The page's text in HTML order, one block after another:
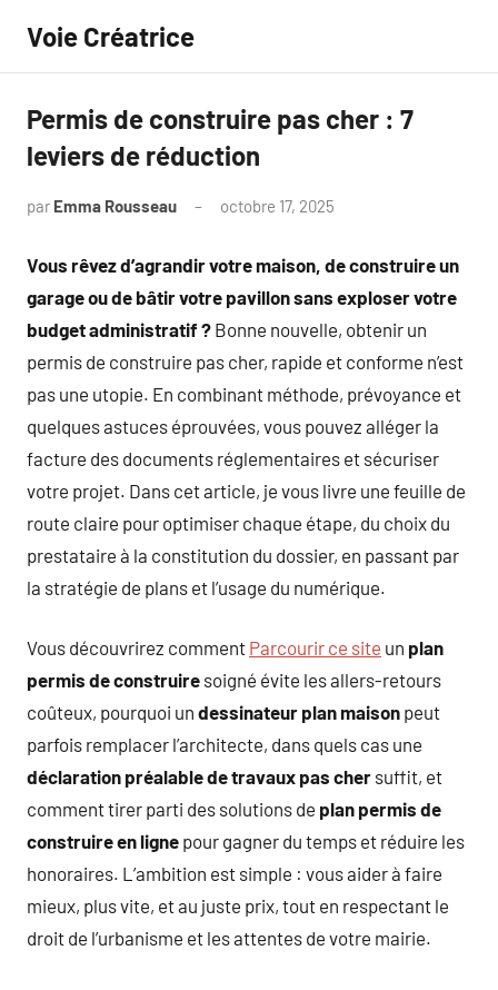
contenu
Voie Créatrice
Permis de construire pas cher : 7
leviers de réduction
par Emma Rousseau octobre 17, 2025
Vous rêvez d’agrandir votre maison, de construire un
garage ou de bâtir votre pavillon sans exploser votre
budget administratif ? Bonne nouvelle, obtenir un
permis de construire pas cher, rapide et conforme n’est
pas une utopie. En combinant méthode, prévoyance et
quelques astuces éprouvées, vous pouvez alléger la
facture des documents réglementaires et sécuriser
votre projet. Dans cet article, je vous livre une feuille de
route claire pour optimiser chaque étape, du choix du
prestataire à la constitution du dossier, en passant par
la stratégie de plans et l’usage du numérique.
Vous découvrirez comment Parcourir ce site un plan
permis de construire soigné évite les allers-retours
coûteux, pourquoi un dessinateur plan maison peut
parfois remplacer l’architecte, dans quels cas une
déclaration préalable de travaux pas cher suffit, et
comment tirer parti des solutions de plan permis de
construire en ligne pour gagner du temps et réduire les
honoraires. L’ambition est simple : vous aider à faire
mieux, plus vite, et au juste prix, tout en respectant le
droit de l’urbanisme et les attentes de votre mairie.